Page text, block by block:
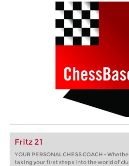
Fritz 21
YOUR PERSONAL CHESS COACH -
taking your first steps into the world of